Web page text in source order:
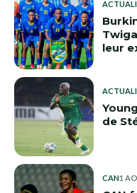
leur
de
CAN1